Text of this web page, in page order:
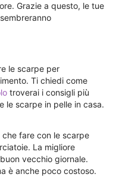
Grazie a questo, le tue
le scarpe per
Ti chiedi come
troverai i consigli più
le scarpe in pelle in casa.
fare con le scarpe
La migliore
vecchio giornale.
è anche poco costoso.